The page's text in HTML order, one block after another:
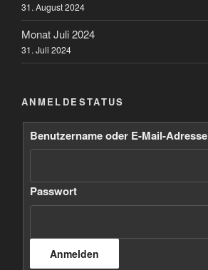
31. August 2024
Monat Juli 2024
31. Juli 2024
ANMELDESTATUS
Benutzername oder E-Mail-Adresse
Passwort